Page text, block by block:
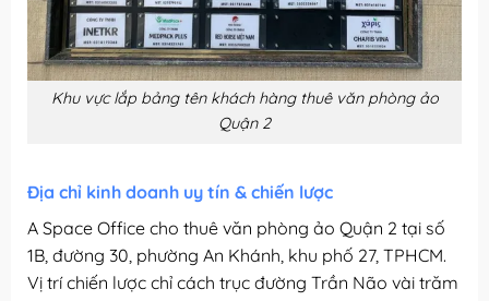
Khu vực lắp bảng tên khách hàng thuê văn phòng ảo
Quận 2
Địa chỉ kinh doanh uy tín & chiến lược
A Space Office cho thuê văn phòng ảo Quận 2 tại số
1B, đường 30, phường An Khánh, khu phố 27, TPHCM.
Vị trí chiến lược chỉ cách trục đường Trần Não vài trăm